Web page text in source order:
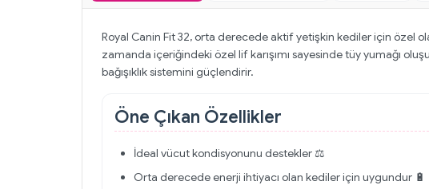
Royal Canin Fit 32, orta derecede aktif yetişkin kediler için özel
zamanda içeriğindeki özel lif karışımı sayesinde tüy yumağı
bağışıklık sistemini güçlendirir.
Öne Çıkan Özellikler
İdeal vücut kondisyonunu destekler ⚖️
Orta derecede enerji ihtiyacı olan kediler için uygundur 🔋